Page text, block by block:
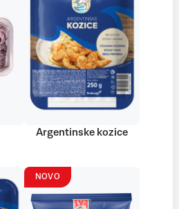
Argentinske kozice
NOVO